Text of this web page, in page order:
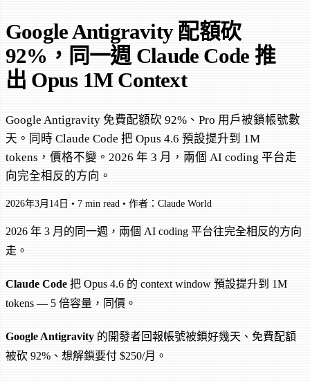
Google Antigravity 配額砍
92%，同一週 Claude Code 推
出 Opus 1M Context
Google Antigravity 免費配額砍 92%、Pro 用戶被鎖帳號數
天。同時 Claude Code 把 Opus 4.6 預設提升到 1M
tokens，價格不變。2026 年 3 月，兩個 AI coding 平台走
向完全相反的方向。
2026年3月14日 • 7 min read • 作者：Claude World
2026 年 3 月的同一週，兩個 AI coding 平台往完全相反的方向
走。
Claude Code 把 Opus 4.6 的 context window 預設提升到 1M
tokens — 5 倍容量，同價。
Google Antigravity 的開發者回報帳號被鎖好幾天、免費配額
被砍 92%、想解鎖要付 $250/月。